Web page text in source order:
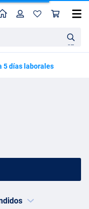
en
Perfil
5 días laborales